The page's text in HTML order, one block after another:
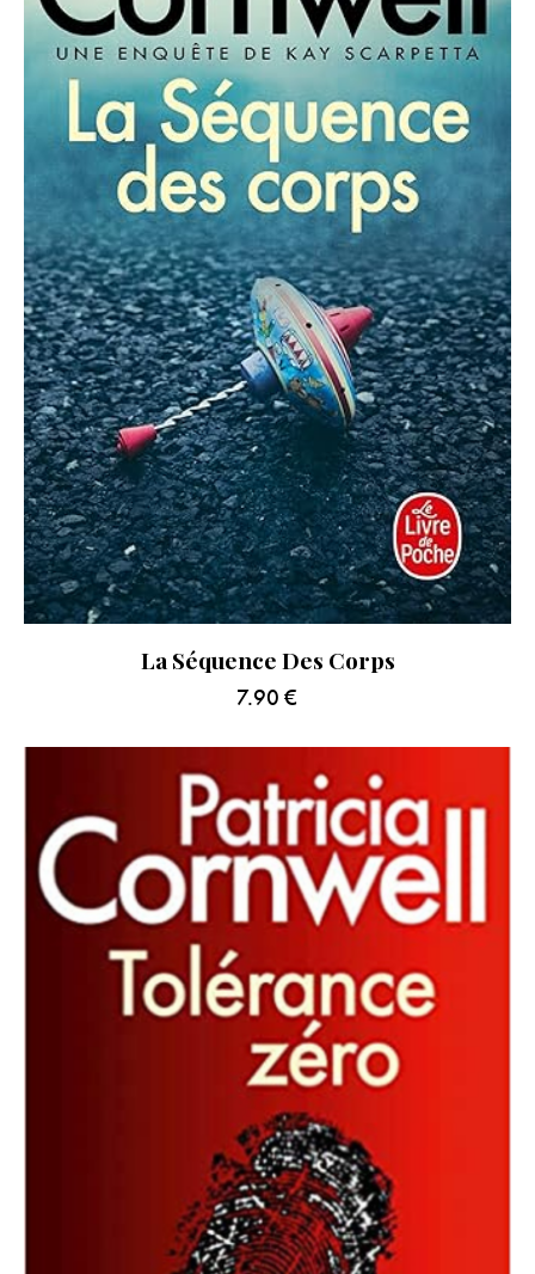
La Séquence Des Corps
7.90 €